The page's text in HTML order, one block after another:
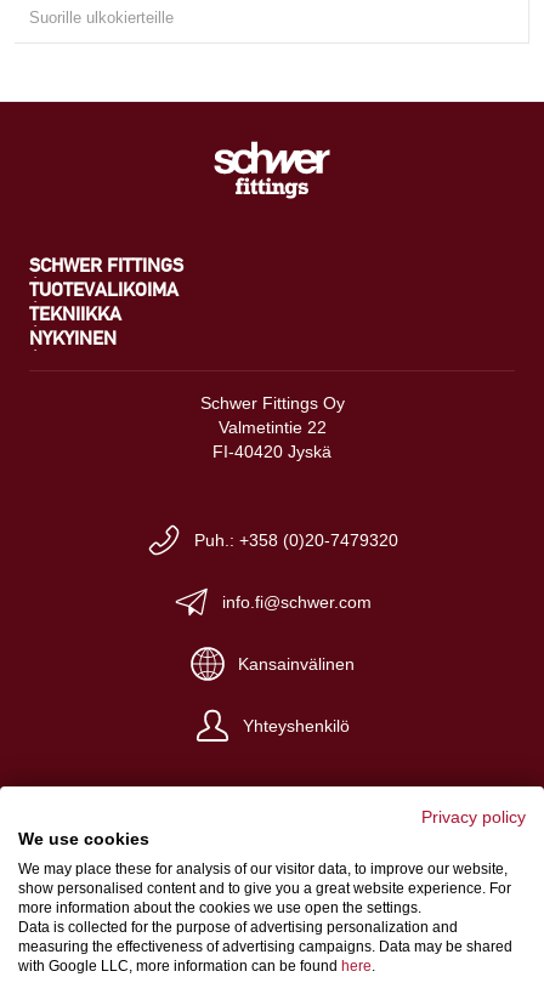
Suorille ulkokierteille
SCHWER FITTINGS
TUOTEVALIKOIMA
TEKNIIKKA
NYKYINEN
Schwer Fittings Oy
Valmetintie 22
FI-40420 Jyskä
Puh.: +358 (0)20-7479320
info.fi@schwer.com
Kansainvälinen
Yhteyshenkilö
Yritystiedot
Yleiset myyntiehdot
Tietosuoja
Privacy policy
We use cookies
We may place these for analysis of our visitor data, to improve our website,
show personalised content and to give you a great website experience. For
more information about the cookies we use open the settings.
Data is collected for the purpose of advertising personalization and
measuring the effectiveness of advertising campaigns. Data may be shared
with Google LLC, more information can be found here.